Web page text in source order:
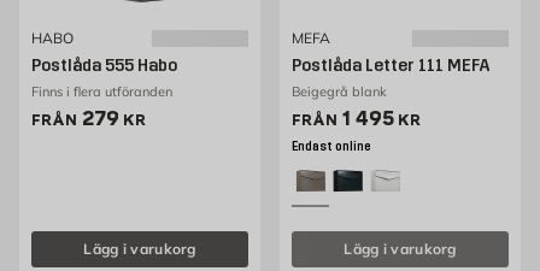
HABO
Postlåda 555 Habo
Finns i flera utföranden
FRÅN Pris 279 kr
279 KR
Lägg i varukorg
MEFA
Postlåda Letter 111 MEFA
Beigegrå blank
FRÅN Pris 960 kr
1 495 KR
Endast online
Lägg i varukorg